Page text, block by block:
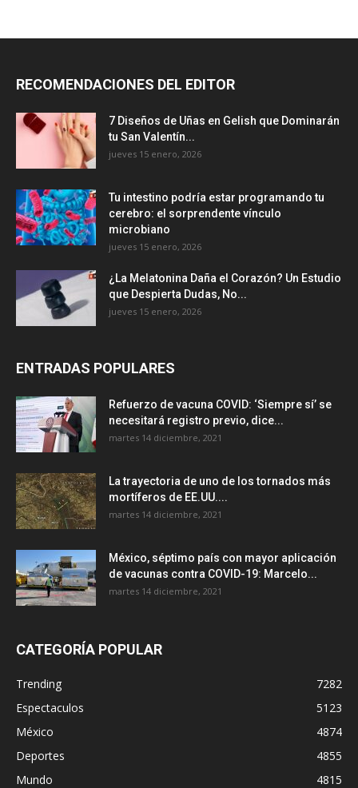
RECOMENDACIONES DEL EDITOR
7 Diseños de Uñas en Gelish que Dominarán
tu San Valentín...
jueves 15 enero, 2026
Tu intestino podría estar programando tu
cerebro: el sorprendente vínculo
microbiano
jueves 15 enero, 2026
¿La Melatonina Daña el Corazón? Un Estudio
que Despierta Dudas, No...
jueves 15 enero, 2026
ENTRADAS POPULARES
Refuerzo de vacuna COVID: ‘Siempre sí’ se
necesitará registro previo, dice...
martes 14 diciembre, 2021
La trayectoria de uno de los tornados más
mortíferos de EE.UU....
martes 14 diciembre, 2021
México, séptimo país con mayor aplicación
de vacunas contra COVID-19: Marcelo...
martes 14 diciembre, 2021
CATEGORÍA POPULAR
Trending
7282
Espectaculos
5123
México
4874
Deportes
4855
Mundo
4815